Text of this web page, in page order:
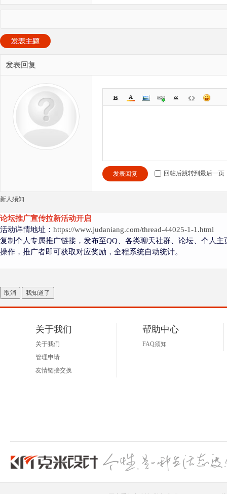
发表回复
发表回复 回帖后跳转到最后一页
新人须知
论坛推广宣传拉新活动开启
活动详情地址： https://www.judaniang.com/thread-44025-1-1.html
复制个人专属推广链接，发布至QQ、各类聊天社群、论坛、个人
操作，推广者即可获取对应奖励，全程系统自动统计。
取消 我知道了
关于我们
关于我们
管理申请
友情链接交换
帮助中心
FAQ须知